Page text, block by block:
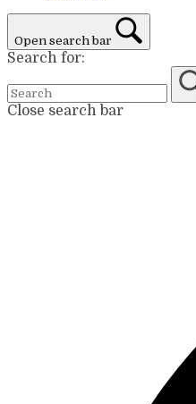
Open search bar
Search for:
Close search bar